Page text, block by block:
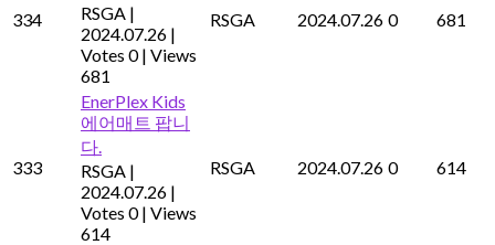
334
RSGA |
2024.07.26 |
Votes 0 | Views
681
RSGA 2024.07.26 0 681
333
EnerPlex Kids
에어매트 팝니
다.
RSGA |
2024.07.26 |
Votes 0 | Views
614
RSGA 2024.07.26 0 614